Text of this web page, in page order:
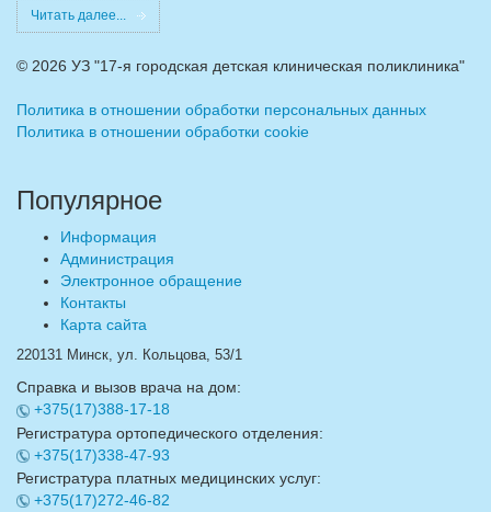
Читать далее...
© 2026 УЗ "17-я городская детская клиническая поликлиника"
Политика в отношении обработки персональных данных
Политика в отношении обработки cookie
Популярное
Информация
Администрация
Электронное обращение
Контакты
Карта сайта
220131 Минск, ул. Кольцова, 53/1
Справка и вызов врача на дом:
+375(17)388-17-18
Регистратура ортопедического отделения:
+375(17)338-47-93
Регистратура платных медицинских услуг:
+375(17)272-46-82